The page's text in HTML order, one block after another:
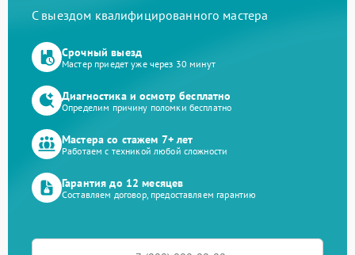
С выездом квалифицированного мастера
Срочный выезд
Мастер приедет уже через 30 минут
Диагностика и осмотр бесплатно
Определим причину поломки бесплатно
Мастера со стажем 7+ лет
Работаем с техникой любой сложности
Гарантия до 12 месяцев
Составляем договор, предоставляем гарантию